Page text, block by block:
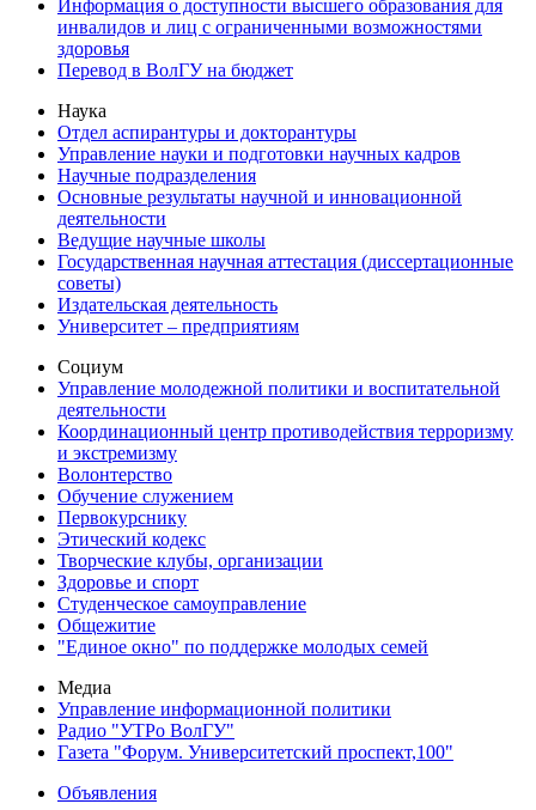
Информация о доступности высшего образования для
инвалидов и лиц с ограниченными возможностями
здоровья
Перевод в ВолГУ на бюджет
Наука
Отдел аспирантуры и докторантуры
Управление науки и подготовки научных кадров
Научные подразделения
Основные результаты научной и инновационной
деятельности
Ведущие научные школы
Государственная научная аттестация (диссертационные
советы)
Издательская деятельность
Университет – предприятиям
Социум
Управление молодежной политики и воспитательной
деятельности
Координационный центр противодействия терроризму
и экстремизму
Волонтерство
Обучение служением
Первокурснику
Этический кодекс
Творческие клубы, организации
Здоровье и спорт
Студенческое самоуправление
Общежитие
"Единое окно" по поддержке молодых семей
Медиа
Управление информационной политики
Радио "УТРо ВолГУ"
Газета "Форум. Университетский проспект,100"
Объявления